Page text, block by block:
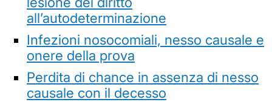
all’autodeterminazione
Infezioni nosocomiali, nesso causale e
onere della prova
Perdita di chance in assenza di nesso
causale con il decesso